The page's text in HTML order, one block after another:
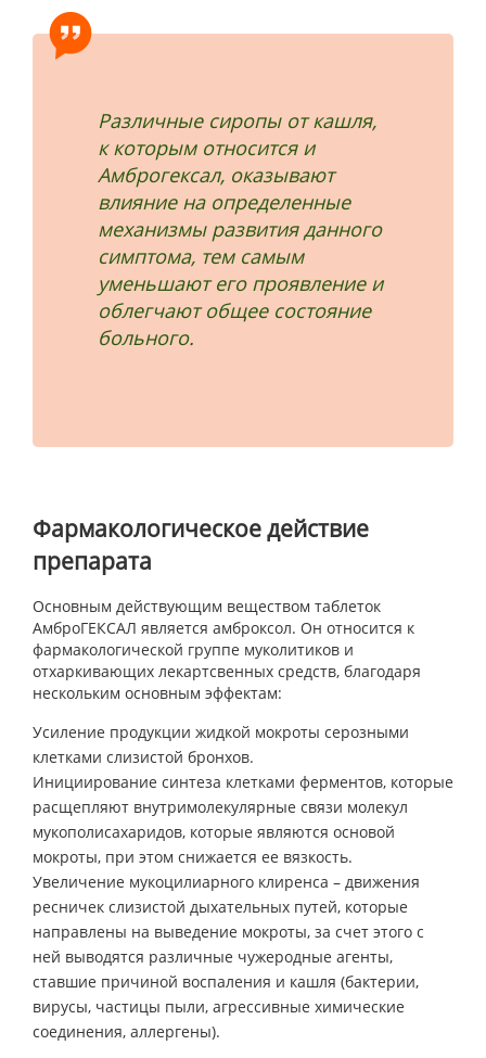
Различные сиропы от кашля,
к которым относится и
Амброгексал, оказывают
влияние на определенные
механизмы развития данного
симптома, тем самым
уменьшают его проявление и
облегчают общее состояние
больного.
Фармакологическое действие
препарата
Основным действующим веществом таблеток
АмброГЕКСАЛ является амброксол. Он относится к
фармакологической группе муколитиков и
отхаркивающих лекартсвенных средств, благодаря
нескольким основным эффектам:
Усиление продукции жидкой мокроты серозными
клетками слизистой бронхов.
Инициирование синтеза клетками ферментов, которые
расщепляют внутримолекулярные связи молекул
мукополисахаридов, которые являются основой
мокроты, при этом снижается ее вязкость.
Увеличение мукоцилиарного клиренса – движения
ресничек слизистой дыхательных путей, которые
направлены на выведение мокроты, за счет этого с
ней выводятся различные чужеродные агенты,
ставшие причиной воспаления и кашля (бактерии,
вирусы, частицы пыли, агрессивные химические
соединения, аллергены).